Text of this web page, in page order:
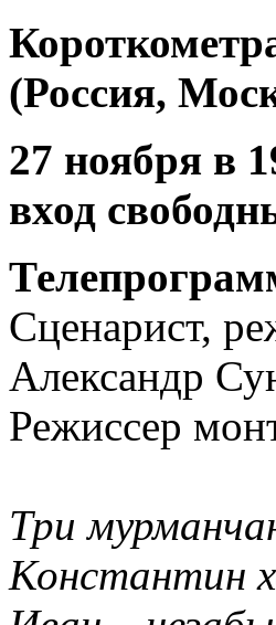
(Россия,
27 ноября в
вход
Сценарист,
Режиссер
Три
Константин